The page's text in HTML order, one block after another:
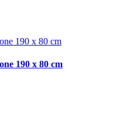
190 x 80 cm